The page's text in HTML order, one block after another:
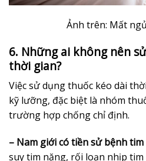
Ảnh trên: Mất
6. Những ai không nên
thời gian?
Việc sử dụng thuốc kéo dài
kỹ lưỡng, đặc biệt là nhóm
trường hợp chống chỉ định.
– Nam giới có tiền sử bệnh tim
suy tim nặng, rối loạn nhịp